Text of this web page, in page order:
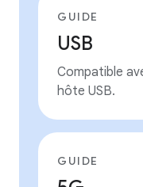
GUIDE
USB
Compatible
hôte USB.
GUIDE